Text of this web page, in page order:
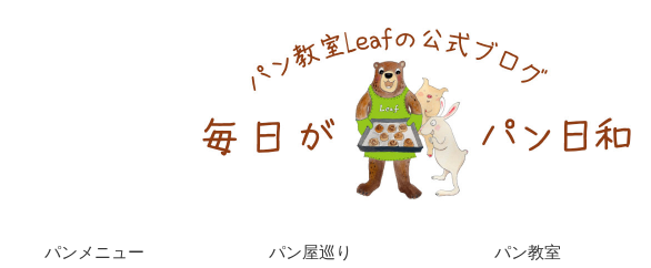
パンメニュー パン屋巡り パン教室